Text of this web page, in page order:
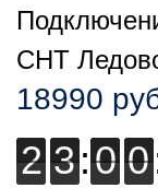
СНТ
18990
2
2 3
3:0
0 0
0